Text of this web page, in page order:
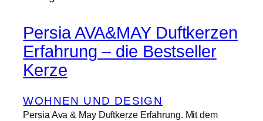
Persia AVA&MAY Duftkerzen
Erfahrung – die Bestseller
Kerze
WOHNEN UND DESIGN
Persia Ava & May Duftkerze Erfahrung. Mit dem